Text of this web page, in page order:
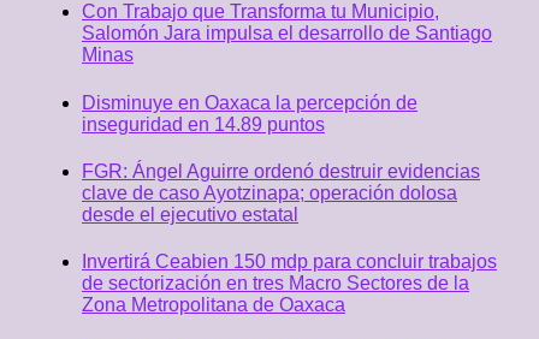
Con Trabajo que Transforma tu Municipio,
Salomón Jara impulsa el desarrollo de Santiago
Minas
Disminuye en Oaxaca la percepción de
inseguridad en 14.89 puntos
FGR: Ángel Aguirre ordenó destruir evidencias
clave de caso Ayotzinapa; operación dolosa
desde el ejecutivo estatal
Invertirá Ceabien 150 mdp para concluir trabajos
de sectorización en tres Macro Sectores de la
Zona Metropolitana de Oaxaca